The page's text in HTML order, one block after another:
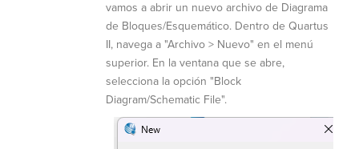
vamos a abrir un nuevo archivo de Diagrama
de Bloques/Esquemático. Dentro de Quartus
II, navega a "Archivo > Nuevo" en el menú
superior. En la ventana que se abre,
selecciona la opción "Block
Diagram/Schematic File".